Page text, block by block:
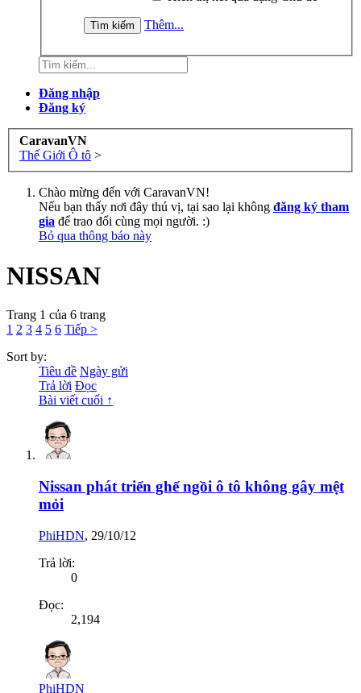
Thêm...
Đăng nhập
Đăng ký
CaravanVN
Thế Giới Ô tô >
Chào mừng đến với CaravanVN!
Nếu bạn thấy nơi đây thú vị, tại sao lại không đăng ký tham
gia để trao đổi cùng mọi người. :)
Bỏ qua thông báo này
NISSAN
Trang 1 của 6 trang
1 2 3 4 5 6 Tiếp >
Sort by:
Tiêu đề Ngày gửi
Trả lời Đọc
Bài viết cuối ↑
Nissan phát triển ghế ngồi ô tô không gây mệt
mỏi
PhiHDN, 29/10/12
Trả lời:
0
Đọc:
2,194
PhiHDN